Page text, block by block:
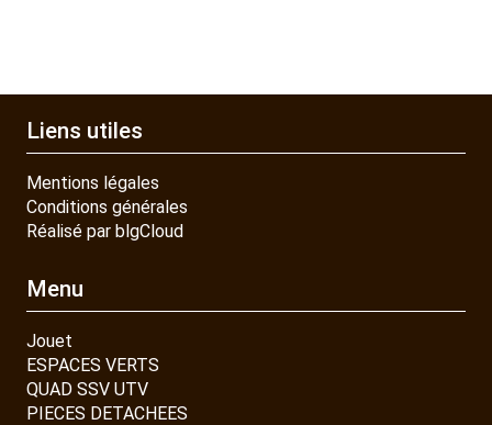
Liens utiles
Mentions légales
Conditions générales
Réalisé par blgCloud
Menu
Jouet
ESPACES VERTS
QUAD SSV UTV
PIECES DETACHEES